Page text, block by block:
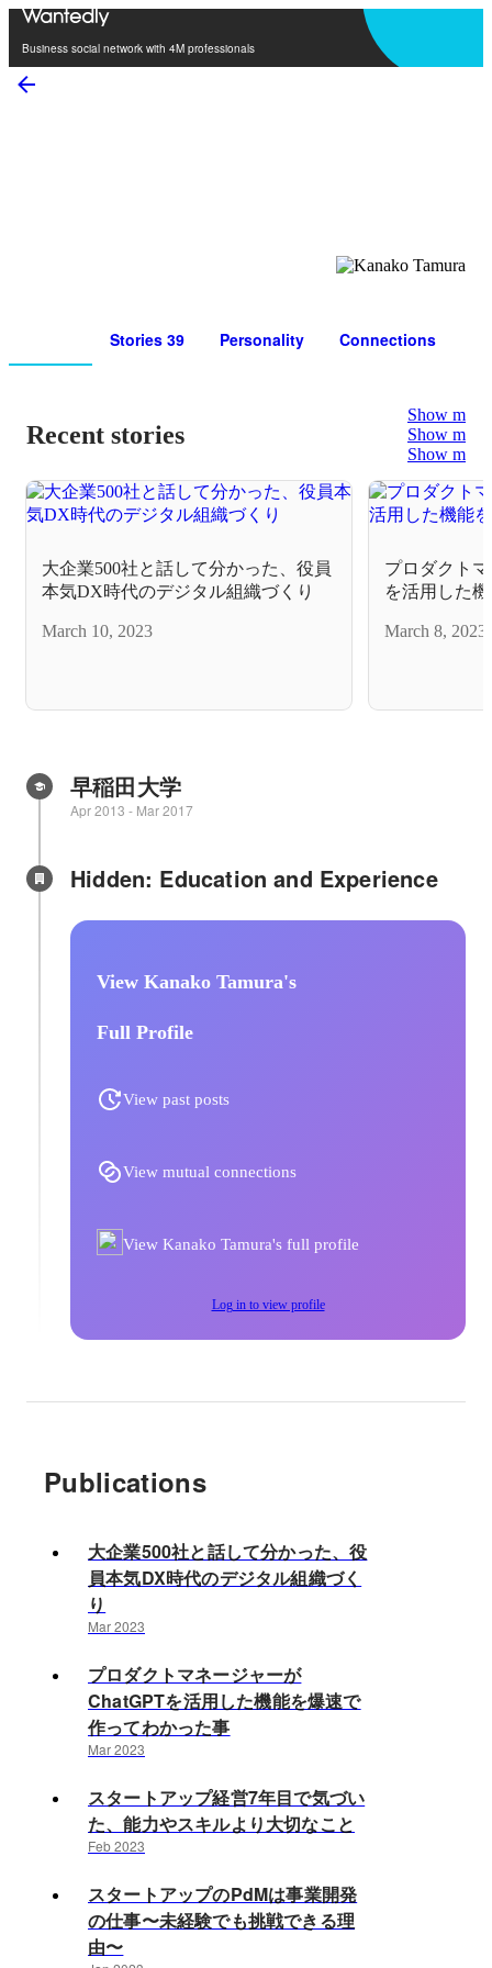
Business social network with 4M professionals
Stories 39 Personality Connections
Recent stories
Show more
Show more
Show more
大企業500社と話して分かった、役員
本気DX時代のデジタル組織づくり
March 10, 2023
プロダクト
を活用した
March 8, 2023
早稲田大学
Apr 2013 - Mar 2017
Hidden: Education and Experience
View Kanako Tamura's
Full Profile
View past posts
View mutual connections
View Kanako Tamura's full profile
Log in to view profile
Publications
大企業500社と話して分かった、役
員本気DX時代のデジタル組織づく
り
Mar 2023
プロダクトマネージャーが
ChatGPTを活用した機能を爆速で
作ってわかった事
Mar 2023
スタートアップ経営7年目で気づい
た、能力やスキルより大切なこと
Feb 2023
スタートアップのPdMは事業開発
の仕事〜未経験でも挑戦できる理
由〜